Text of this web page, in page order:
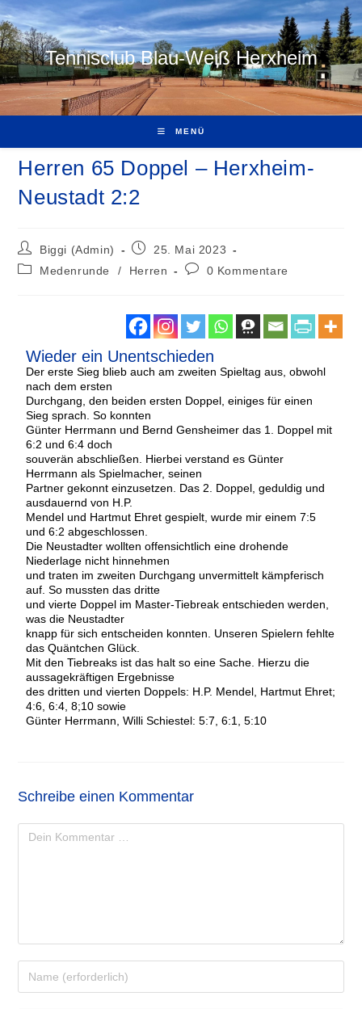
Tennisclub Blau-Weiß Herxheim
MENÜ
Herren 65 Doppel – Herxheim-
Neustadt 2:2
Biggi (Admin)
25. Mai 2023
Medenrunde
/ Herren 0 Kommentare
Wieder ein Unentschieden
Der erste Sieg blieb auch am zweiten Spieltag aus, obwohl
nach dem ersten
Durchgang, den beiden ersten Doppel, einiges für einen
Sieg sprach. So konnten
Günter Herrmann und Bernd Gensheimer das 1. Doppel mit
6:2 und 6:4 doch
souverän abschließen. Hierbei verstand es Günter
Herrmann als Spielmacher, seinen
Partner gekonnt einzusetzen. Das 2. Doppel, geduldig und
ausdauernd von H.P.
Mendel und Hartmut Ehret gespielt, wurde mir einem 7:5
und 6:2 abgeschlossen.
Die Neustadter wollten offensichtlich eine drohende
Niederlage nicht hinnehmen
und traten im zweiten Durchgang unvermittelt kämpferisch
auf. So mussten das dritte
und vierte Doppel im Master-Tiebreak entschieden werden,
was die Neustadter
knapp für sich entscheiden konnten. Unseren Spielern fehlte
das Quäntchen Glück.
Mit den Tiebreaks ist das halt so eine Sache. Hierzu die
aussagekräftigen Ergebnisse
des dritten und vierten Doppels: H.P. Mendel, Hartmut Ehret;
4:6, 6:4, 8;10 sowie
Günter Herrmann, Willi Schiestel: 5:7, 6:1, 5:10
Schreibe einen Kommentar